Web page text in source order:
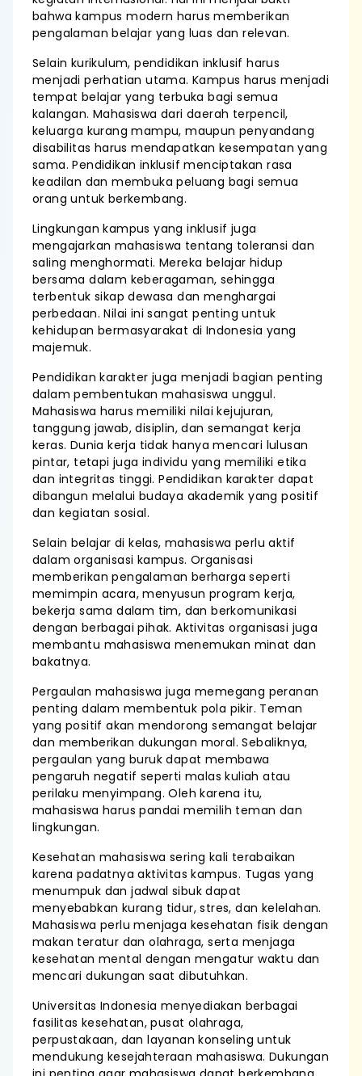
bahwa kampus modern harus memberikan
pengalaman belajar yang luas dan relevan.
Selain kurikulum, pendidikan inklusif harus
menjadi perhatian utama. Kampus harus menjadi
tempat belajar yang terbuka bagi semua
kalangan. Mahasiswa dari daerah terpencil,
keluarga kurang mampu, maupun penyandang
disabilitas harus mendapatkan kesempatan yang
sama. Pendidikan inklusif menciptakan rasa
keadilan dan membuka peluang bagi semua
orang untuk berkembang.
Lingkungan kampus yang inklusif juga
mengajarkan mahasiswa tentang toleransi dan
saling menghormati. Mereka belajar hidup
bersama dalam keberagaman, sehingga
terbentuk sikap dewasa dan menghargai
perbedaan. Nilai ini sangat penting untuk
kehidupan bermasyarakat di Indonesia yang
majemuk.
Pendidikan karakter juga menjadi bagian penting
dalam pembentukan mahasiswa unggul.
Mahasiswa harus memiliki nilai kejujuran,
tanggung jawab, disiplin, dan semangat kerja
keras. Dunia kerja tidak hanya mencari lulusan
pintar, tetapi juga individu yang memiliki etika
dan integritas tinggi. Pendidikan karakter dapat
dibangun melalui budaya akademik yang positif
dan kegiatan sosial.
Selain belajar di kelas, mahasiswa perlu aktif
dalam organisasi kampus. Organisasi
memberikan pengalaman berharga seperti
memimpin acara, menyusun program kerja,
bekerja sama dalam tim, dan berkomunikasi
dengan berbagai pihak. Aktivitas organisasi juga
membantu mahasiswa menemukan minat dan
bakatnya.
Pergaulan mahasiswa juga memegang peranan
penting dalam membentuk pola pikir. Teman
yang positif akan mendorong semangat belajar
dan memberikan dukungan moral. Sebaliknya,
pergaulan yang buruk dapat membawa
pengaruh negatif seperti malas kuliah atau
perilaku menyimpang. Oleh karena itu,
mahasiswa harus pandai memilih teman dan
lingkungan.
Kesehatan mahasiswa sering kali terabaikan
karena padatnya aktivitas kampus. Tugas yang
menumpuk dan jadwal sibuk dapat
menyebabkan kurang tidur, stres, dan kelelahan.
Mahasiswa perlu menjaga kesehatan fisik dengan
makan teratur dan olahraga, serta menjaga
kesehatan mental dengan mengatur waktu dan
mencari dukungan saat dibutuhkan.
Universitas Indonesia menyediakan berbagai
fasilitas kesehatan, pusat olahraga,
perpustakaan, dan layanan konseling untuk
mendukung kesejahteraan mahasiswa. Dukungan